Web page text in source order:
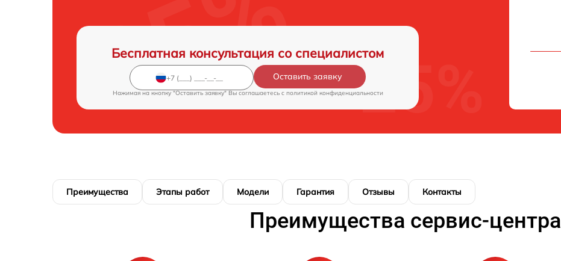
Бесплатная консультация со специалистом
Оставить заявку
Нажимая на кнопку "Оставить заявку" Вы соглашаетесь c политикой конфиденциальности
Преимущества Этапы работ Модели Гарантия Отзывы Контакты
Преимущества сервис-центра